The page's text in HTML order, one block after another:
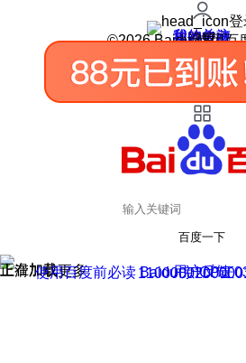
登
我的关注
我的收藏
皮肤中心
用户反馈
设置
©2026 Baidu 使用百
百度一下
正在加载
上滑加载更多 用户反馈
使用百度前必读 Baidu 京ICP证
京公网安备